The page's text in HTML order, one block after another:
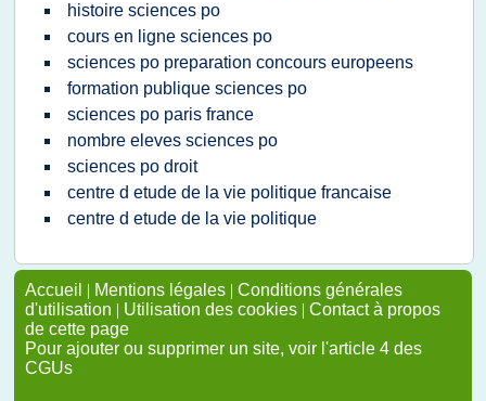
histoire sciences po
cours en ligne sciences po
sciences po preparation concours europeens
formation publique sciences po
sciences po paris france
nombre eleves sciences po
sciences po droit
centre d etude de la vie politique francaise
centre d etude de la vie politique
Accueil | Mentions légales | Conditions générales
d'utilisation | Utilisation des cookies | Contact à propos
de cette page
Pour ajouter ou supprimer un site, voir l'article 4 des
CGUs